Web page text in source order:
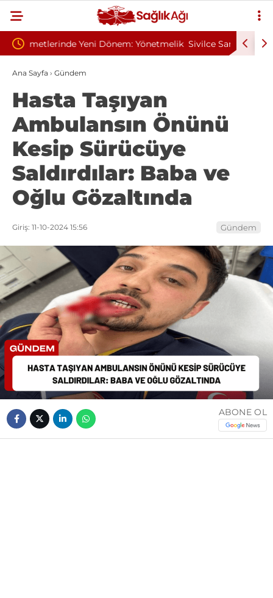
Sivilce Sandı, Cilt Kanseri Çıktı: Ameliyattan 60
Dikişle Uyandı
Ana Sayfa › Gündem
Hasta Taşıyan
Ambulansın Önünü
Kesip Sürücüye
Saldırdılar: Baba ve
Oğlu Gözaltında
Giriş: 11-10-2024 15:56 Gündem
ABONE OL